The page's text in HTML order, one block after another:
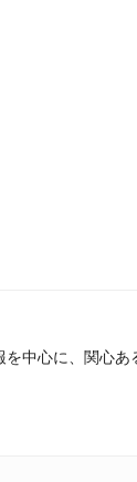
中心に、関心あ